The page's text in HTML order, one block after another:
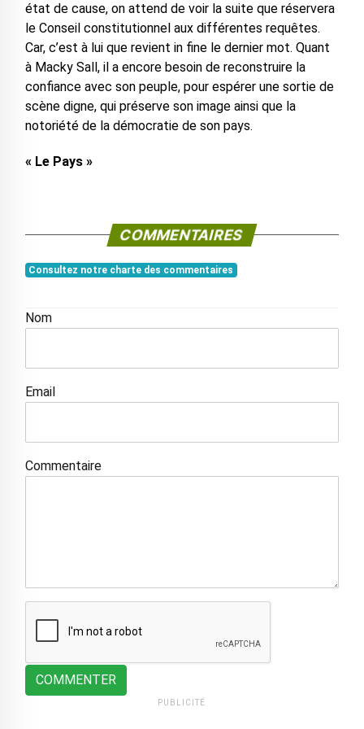
état de cause, on attend de voir la suite que réservera
le Conseil constitutionnel aux différentes requêtes.
Car, c’est à lui que revient in fine le dernier mot. Quant
à Macky Sall, il a encore besoin de reconstruire la
confiance avec son peuple, pour espérer une sortie de
scène digne, qui préserve son image ainsi que la
notoriété de la démocratie de son pays.
« Le Pays »
COMMENTAIRES
Consultez notre charte des commentaires
Nom
Email
Commentaire
COMMENTER
PUBLICITÉ